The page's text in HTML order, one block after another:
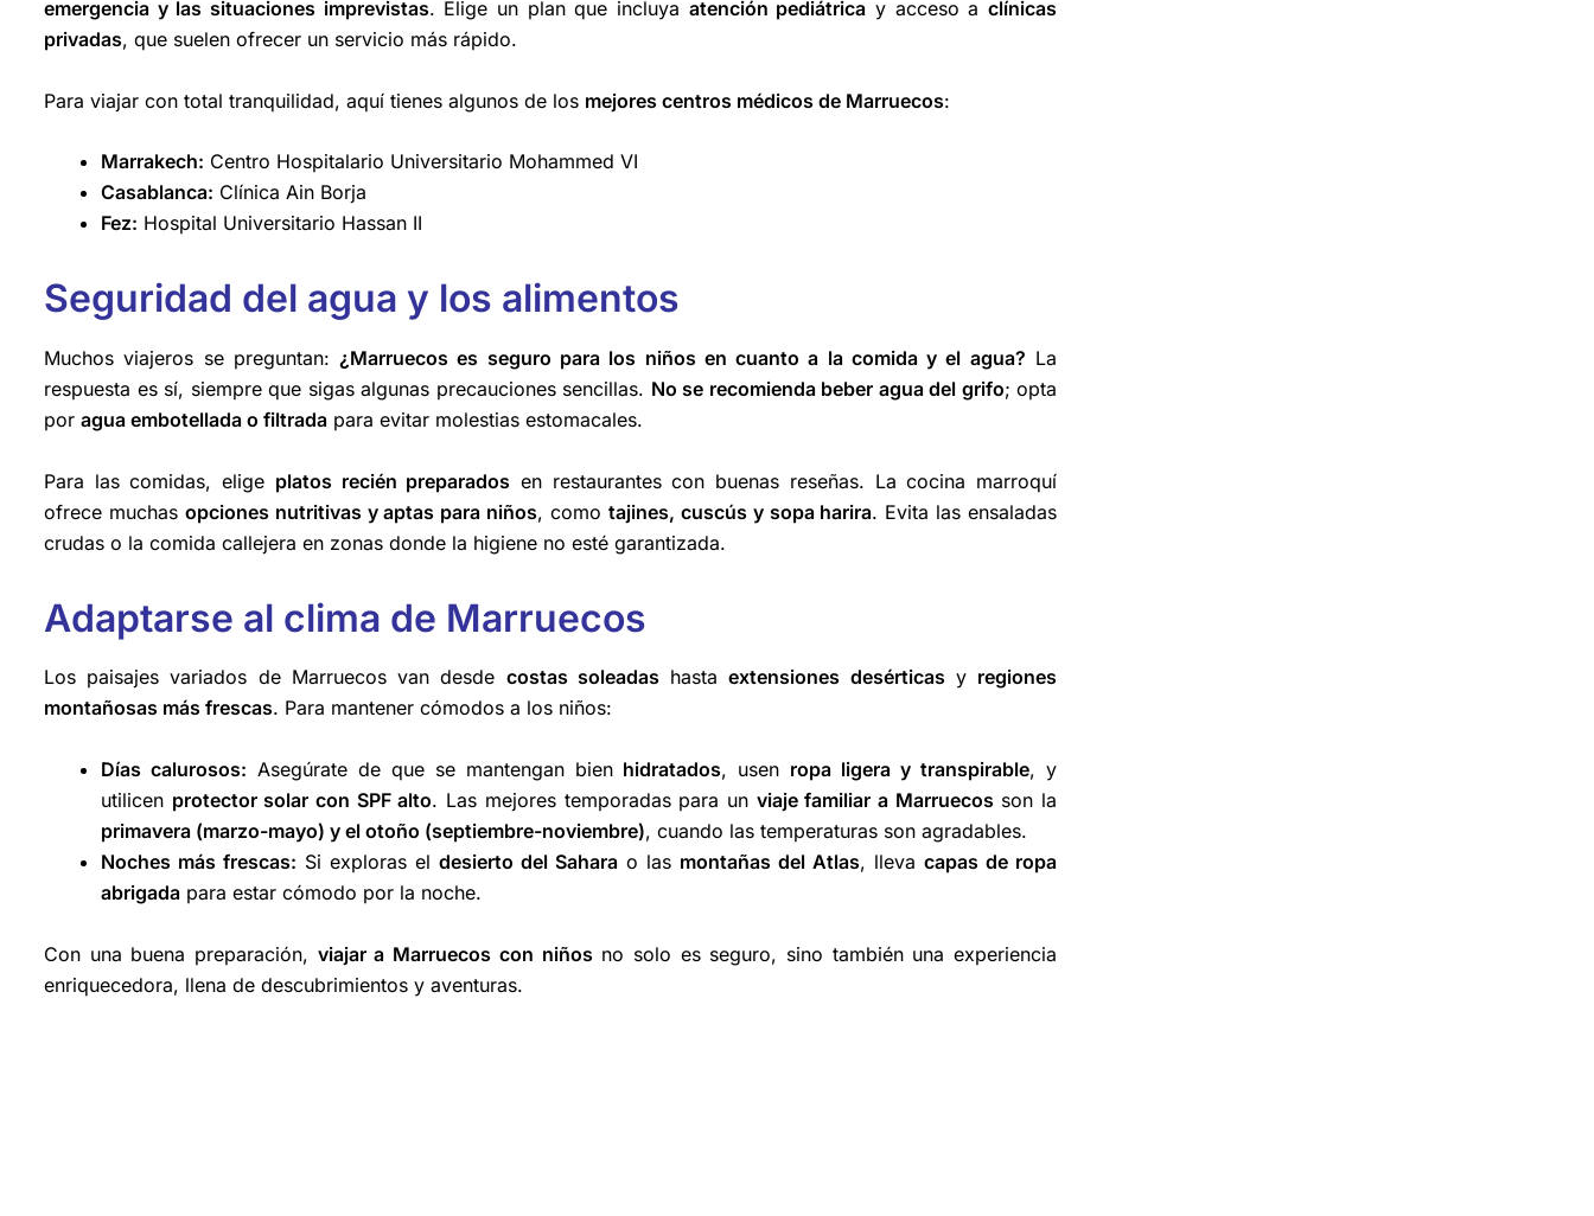
emergencia y las situaciones imprevistas. Elige un plan que incluya atención pediátrica y acceso aclínicas
privadas, que suelen ofrecer un servicio más rápido.
Para viajar con total tranquilidad, aquí tienes algunos de los mejores centros médicos de Marruecos:
Marrakech: Centro Hospitalario Universitario Mohammed VI
Casablanca: Clínica Ain Borja
Fez: Hospital Universitario Hassan II
Seguridad del agua y los alimentos
Muchos viajeros se preguntan: ¿Marruecos es seguro para los niños en cuanto a la comida y el agua? La
respuesta es sí, siempre que sigas algunas precauciones sencillas. No se recomienda beber agua del grifo; opta
por agua embotellada o filtrada para evitar molestias estomacales.
Para las comidas, elige platos recién preparados en restaurantes con buenas reseñas. La cocina marroquí
ofrece muchas opciones nutritivas y aptas para niños, como tajines, cuscús y sopa harira. Evita las ensaladas
crudas o la comida callejera en zonas donde la higiene no esté garantizada.
Adaptarse al clima de Marruecos
Los paisajes variados de Marruecos van desde costas soleadashastaextensiones desérticasy regiones
montañosas más frescas. Para mantener cómodos a los niños:
Días calurosos: Asegúrate de que se mantengan bien hidratados, usen ropa ligera y transpirable, y
utilicen protector solar con SPF alto. Las mejores temporadas para un viaje familiar a Marruecosson la
primavera (marzo-mayo) y el otoño (septiembre-noviembre), cuando las temperaturas son agradables.
Noches más frescas: Si exploras el desierto del Sahara o las montañas del Atlas, lleva capas de ropa
abrigada para estar cómodo por la noche.
Con una buena preparación, viajar a Marruecos con niñosno solo es seguro, sino también una experiencia
enriquecedora, llena de descubrimientos y aventuras.